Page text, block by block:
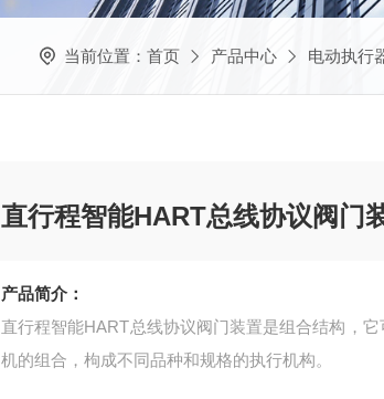
当前位置： 首页 产品中心 电动执行
直行程智能HART总线协议阀门
产品简介：
直行程智能HART总线协议阀门装置是组合结构，
机的组合，枸成不同品种和规格的执行机构。